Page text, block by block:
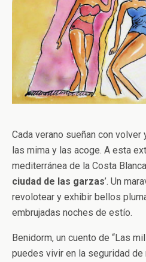
Cada verano sueñan con volver
las mima y las acoge. A esta
mediterránea de la Costa
ciudad de las garzas’. Un
revolotear y exhibir bellos
embrujadas noches de estío.
Benidorm, un cuento de “Las
puedes vivir en la seguridad